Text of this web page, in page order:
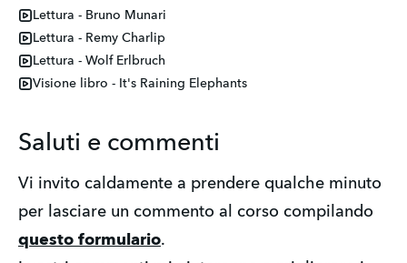
Lettura - Bruno Munari
Lettura - Remy Charlip
Lettura - Wolf Erlbruch
Visione libro - It's Raining Elephants
Saluti e commenti
Vi invito caldamente a prendere qualche minuto
per lasciare un commento al corso compilando
questo formulario.